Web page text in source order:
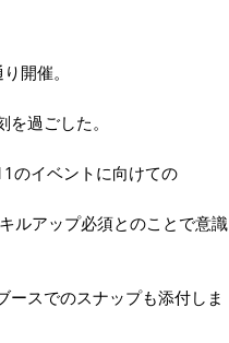
開催。
過ごした。
のイベントに向けての
ルアップ必須とのことで意識
ースでのスナップも添付しま